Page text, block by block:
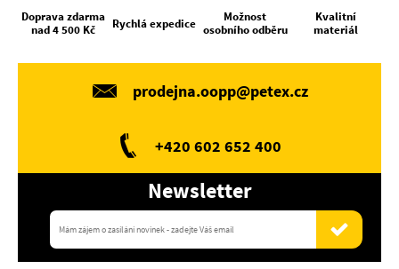
Doprava zdarma
nad 4 500 Kč
Rychlá expedice
Možnost
osobního odběru
Kvalitní
materiál
prodejna.oopp@petex.cz
+420 602 652 400
Newsletter